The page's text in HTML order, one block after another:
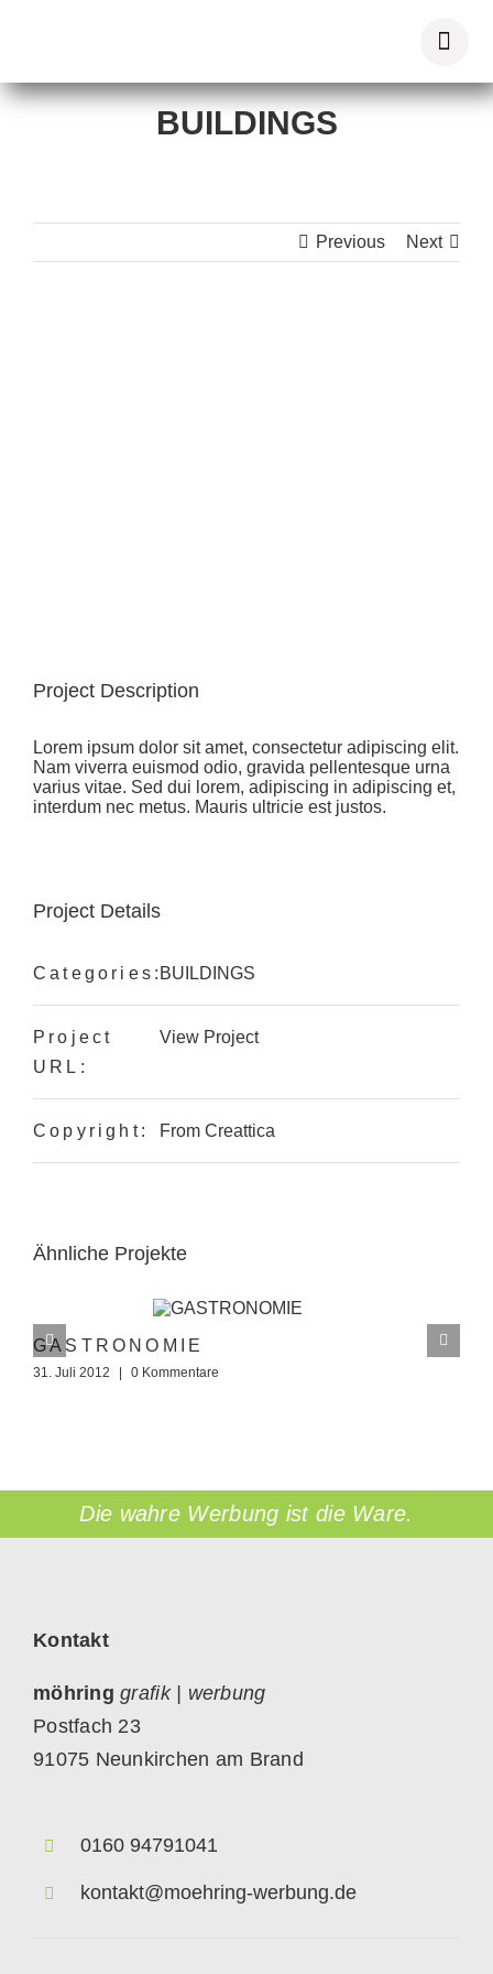
BUILDINGS
Previous Next
Project Description
Lorem ipsum dolor sit amet, consectetur adipiscing elit.
Nam viverra euismod odio, gravida pellentesque urna
varius vitae. Sed dui lorem, adipiscing in adipiscing et,
interdum nec metus. Mauris ultricie est justos.
Project Details
Categories:BUILDINGS
Project
URL:
View Project
Copyright: From Creattica
Ähnliche Projekte
GASTRONOMIE
31. Juli 2012 0 Kommentare
Die wahre Werbung ist die Ware.
Kontakt
möhring grafik | werbung
Postfach 23
91075 Neunkirchen am Brand
0160 94791041
kontakt@moehring-werbung.de